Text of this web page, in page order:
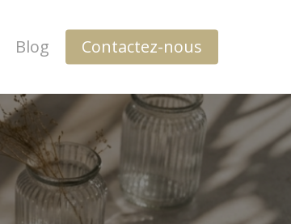
Blog Contactez-nous